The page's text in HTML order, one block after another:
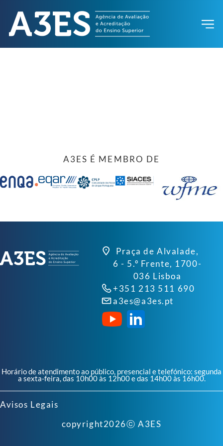
A3ES É MEMBRO DE
Praça de Alvalade,
6 - 5.º Frente, 1700-
036 Lisboa
+351 213 511 690
a3es@a3es.pt
Horário de atendimento ao público, presencial e telefónico: segunda
a sexta-feira, das 10h00 às 12h00 e das 14h00 às 16h00.
Avisos Legais
copyright2026ⓒ A3ES